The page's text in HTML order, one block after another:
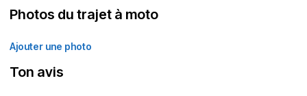
Photos du trajet à moto
Ajouter une photo
Ton avis